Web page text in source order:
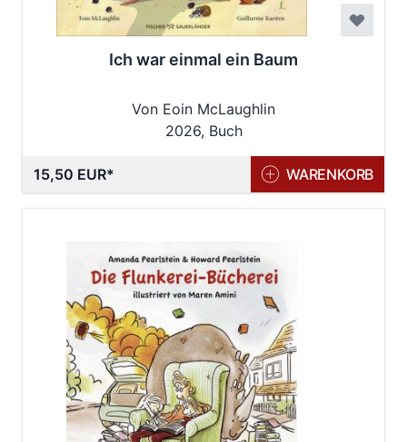
Ich war einmal ein Baum
Von Eoin McLaughlin
2026, Buch
15,50 EUR WARENKORB